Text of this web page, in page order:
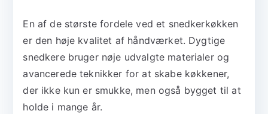
En af de største fordele ved et snedkerkøkken
er den høje kvalitet af håndværket. Dygtige
snedkere bruger nøje udvalgte materialer og
avancerede teknikker for at skabe køkkener,
der ikke kun er smukke, men også bygget til at
holde i mange år.